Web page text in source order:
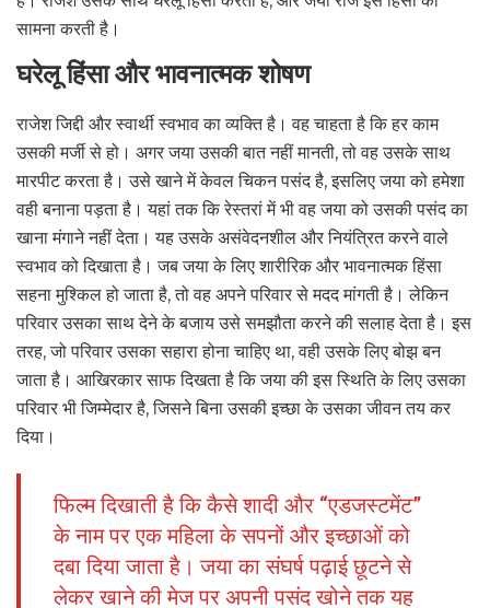
सामना करती है।
घरेलू हिंसा और भावनात्मक शोषण
राजेश जिद्दी और स्वार्थी स्वभाव का व्यक्ति है। वह चाहता है कि हर काम
उसकी मर्जी से हो। अगर जया उसकी बात नहीं मानती, तो वह उसके साथ
मारपीट करता है। उसे खाने में केवल चिकन पसंद है, इसलिए जया को हमेशा
वही बनाना पड़ता है। यहां तक कि रेस्तरां में भी वह जया को उसकी पसंद का
खाना मंगाने नहीं देता। यह उसके असंवेदनशील और नियंत्रित करने वाले
स्वभाव को दिखाता है। जब जया के लिए शारीरिक और भावनात्मक हिंसा
सहना मुश्किल हो जाता है, तो वह अपने परिवार से मदद मांगती है। लेकिन
परिवार उसका साथ देने के बजाय उसे समझौता करने की सलाह देता है। इस
तरह, जो परिवार उसका सहारा होना चाहिए था, वही उसके लिए बोझ बन
जाता है। आखिरकार साफ दिखता है कि जया की इस स्थिति के लिए उसका
परिवार भी जिम्मेदार है, जिसने बिना उसकी इच्छा के उसका जीवन तय कर
दिया।
फिल्म दिखाती है कि कैसे शादी और “एडजस्टमेंट”
के नाम पर एक महिला के सपनों और इच्छाओं को
दबा दिया जाता है। जया का संघर्ष पढ़ाई छूटने से
लेकर खाने की मेज पर अपनी पसंद खोने तक यह